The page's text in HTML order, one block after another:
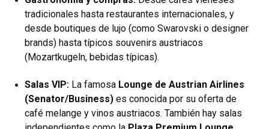
tradicionales hasta restaurantes internacionales, y
desde boutiques de lujo (como Swarovski o designer
brands) hasta típicos souvenirs austriacos
(Mozartkugeln, bebidas típicas).
Salas VIP: La famosa Lounge de Austrian Airlines
(Senator/Business) es conocida por su oferta de
café melange y vinos austriacos. También hay salas